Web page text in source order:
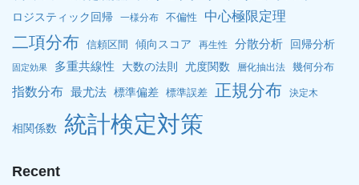
ロジスティック回帰 一様分布 不偏性 中心極限定理
二項分布 信頼区間 傾向スコア 再生性 分散分析 回帰分析
固定効果 多重共線性 大数の法則 尤度関数 層化抽出法 幾何分布
指数分布 最尤法 標準偏差 標準誤差 正規分布 決定木
相関係数 統計検定対策
Recent